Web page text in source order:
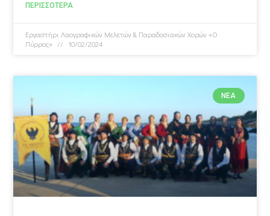
ΠΕΡΙΣΣΌΤΕΡΑ
Εργαστήρι Λαογραφικών Μελετών & Παραδοσιακών Χορών «Ο
Πύρρος»
10/02/2024
ΝΈΑ